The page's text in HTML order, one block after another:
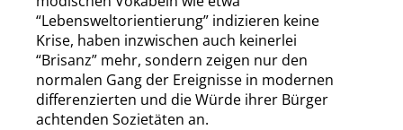
“Lebensweltorientierung” indizieren keine
Krise, haben inzwischen auch keinerlei
“Brisanz” mehr, sondern zeigen nur den
normalen Gang der Ereignisse in modernen
differenzierten und die Würde ihrer Bürger
achtenden Sozietäten an.